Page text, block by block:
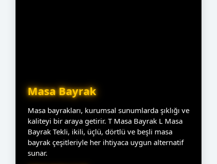
Masa Bayrak
Masa bayrakları, kurumsal sunumlarda şıklığı ve
kaliteyi bir araya getirir. T Masa Bayrak L Masa
Bayrak Tekli, ikili, üçlü, dörtlü ve beşli masa
bayrak çeşitleriyle her ihtiyaca uygun alternatif
sunar.